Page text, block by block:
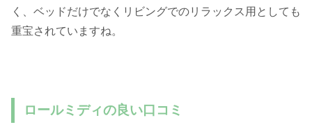
く、ベッドだけでなくリビングでのリラックス用としても
重宝されていますね。
ロールミディの良い口コミ